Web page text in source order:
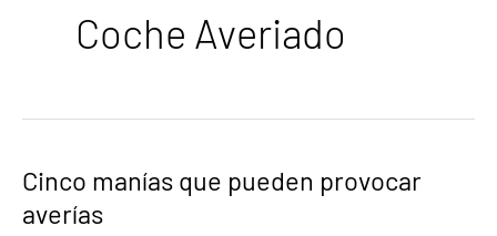
Coche Averiado
Cinco manías que pueden provocar
averías
Cinco
manías
que